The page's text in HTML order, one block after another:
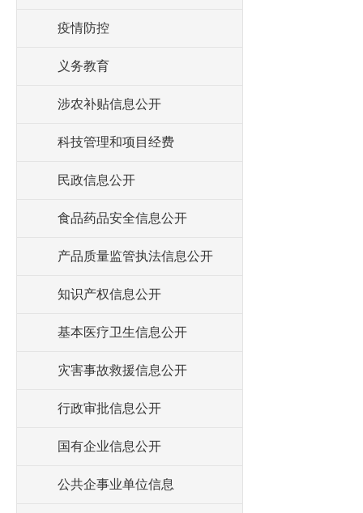
疫情防控
义务教育
涉农补贴信息公开
科技管理和项目经费
民政信息公开
食品药品安全信息公开
产品质量监管执法信息公开
知识产权信息公开
基本医疗卫生信息公开
灾害事故救援信息公开
行政审批信息公开
国有企业信息公开
公共企事业单位信息